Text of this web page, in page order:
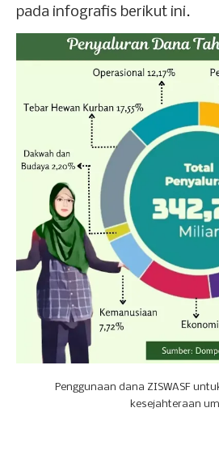
pada infografis berikut ini.
Penggunaan dana ZISWASF
kesejahteraan